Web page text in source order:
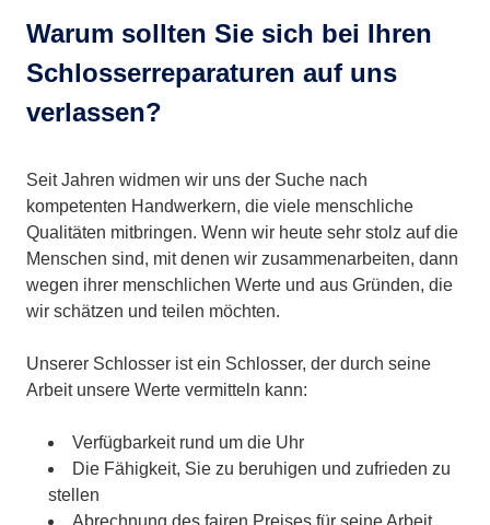
Warum sollten Sie sich bei Ihren
Schlosserreparaturen auf uns
verlassen?
Seit Jahren widmen wir uns der Suche nach
kompetenten Handwerkern, die viele menschliche
Qualitäten mitbringen. Wenn wir heute sehr stolz auf die
Menschen sind, mit denen wir zusammenarbeiten, dann
wegen ihrer menschlichen Werte und aus Gründen, die
wir schätzen und teilen möchten.
Unserer Schlosser ist ein Schlosser, der durch seine
Arbeit unsere Werte vermitteln kann:
Verfügbarkeit rund um die Uhr
Die Fähigkeit, Sie zu beruhigen und zufrieden zu
stellen
Abrechnung des fairen Preises für seine Arbeit